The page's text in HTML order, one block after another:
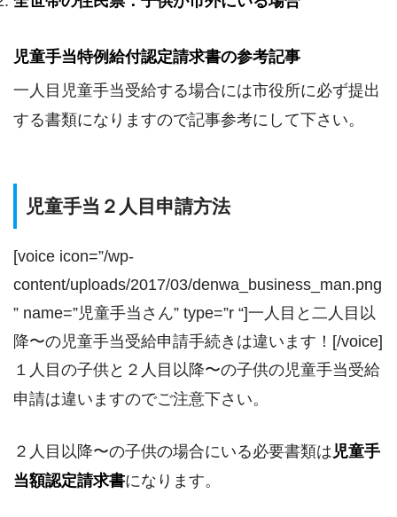
児童手当特例給付認定請求書の参考記事
一人目児童手当受給する場合には市役所に必ず提出
する書類になりますので記事参考にして下さい。
児童手当２人目申請方法
[voice icon=”/wp-
content/uploads/2017/03/denwa_business_man.png
” name=”児童手当さん” type=”r “]一人目と二人目以
降〜の児童手当受給申請手続きは違います！[/voice]
１人目の子供と２人目以降〜の子供の児童手当受給
申請は違いますのでご注意下さい。
２人目以降〜の子供の場合にいる必要書類は児童手
当額認定請求書になります。